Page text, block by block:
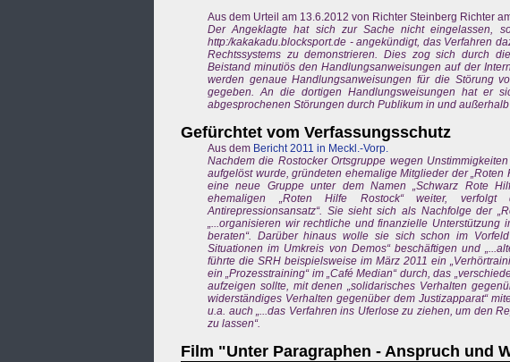
Aus dem Urteil am 13.6.2012 von Richter Steinberg Richter
Der Angeklagte hat sich zur Sache nicht eingelassen,
http:/kakakadu.blocksport.de - angekündigt, das Verfahren
Rechtssystems zu demonstrieren. Dies zog sich durch
Beistand minutiös den Handlungsanweisungen auf der
werden genaue Handlungsanweisungen für die Störung
gegeben. An die dortigen Handlungsweisungen hat er
abgesprochenen Störungen durch Publikum in und
Gefürchtet vom Verfassungsschutz
Aus dem Bericht 2011 in Meckl.-Vorp.
Nachdem die Rostocker Ortsgruppe wegen
aufgelöst wurde, gründeten ehemalige Mitglieder der
eine neue Gruppe unter dem Namen „Schwarz Rote
ehemaligen „Roten Hilfe Rostock“ weiter,
Antirepressionsansatz“. Sie sieht sich als Nachfolge der
„...organisieren wir rechtliche und finanzielle Unterstützung
beraten“. Darüber hinaus wolle sie sich schon im
Situationen im Umkreis von Demos“ beschäftigen und
führte die SRH beispielsweise im März 2011 ein
ein „Prozesstraining“ im „Café Median“ durch, das
aufzeigen sollte, mit denen „solidarisches Verhalten
widerständiges Verhalten gegenüber dem Justizapparat“
u.a. auch „...das Verfahren ins Uferlose zu ziehen, um den
zu lassen“.
Film "Unter Paragraphen - Anspruch und